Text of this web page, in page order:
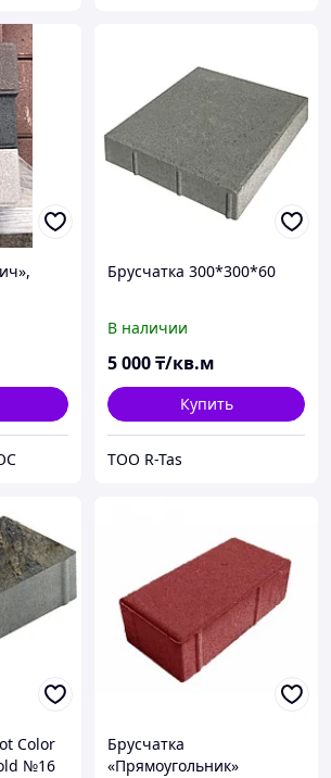
Брусчатка 300*300*60
В наличии
5 000₸/кв.м
Купить
ТОО R-Tas
Color
№16
Брусчатка
«Прямоугольник»